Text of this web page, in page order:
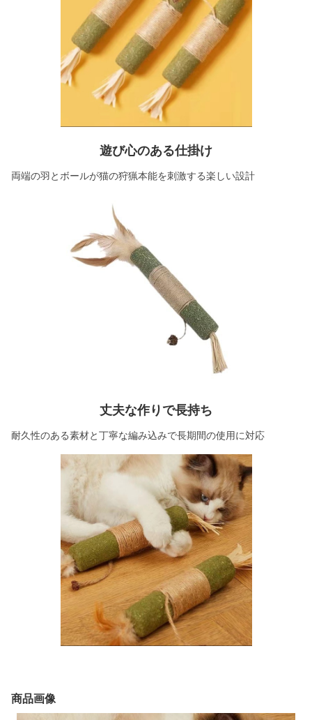
遊び心のある仕掛け
両端の羽とボールが猫の狩猟本能を刺激する楽しい設計
丈夫な作りで長持ち
耐久性のある素材と丁寧な編み込みで長期間の使用に対応
商品画像